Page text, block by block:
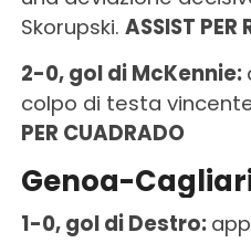
Skorupski. ASSIST PER
2-0, gol di McKennie:
colpo di testa
PER CUADRADO
Genoa-
1-0, gol di Destro: